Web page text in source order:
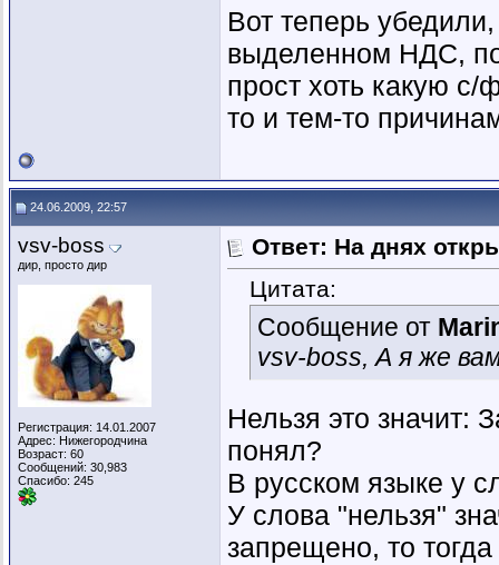
Вот теперь
выделенном НДС,
прост хоть какую
то и тем-то
24.06.2009, 22:57
vsv-boss
дир, просто дир
Регистрация: 14.01.2007
Адрес: Нижегородчина
Возраст: 60
Сообщений: 30,983
Спасибо: 245
Ответ: На днях
Цитата:
Сообщение от
vsv-boss, А я же
Нельзя это значит:
понял?
В русском языке у
У слова "нельзя"
запрещено, то